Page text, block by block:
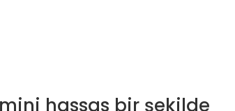
hassas bir şekilde